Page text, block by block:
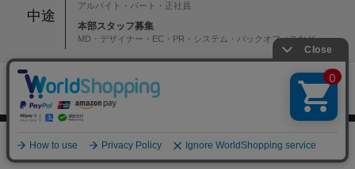
絞り込む
中途
アルバイト・パート・正社員
本部スタッフ募集
MD・デザイナー・EC・PR・システム・バックオフィスなど
注意：当社のメールアドレスを使用した
偽装メールにご注意ください
ブランド一覧 店舗検索 企業情報 株主優待制度